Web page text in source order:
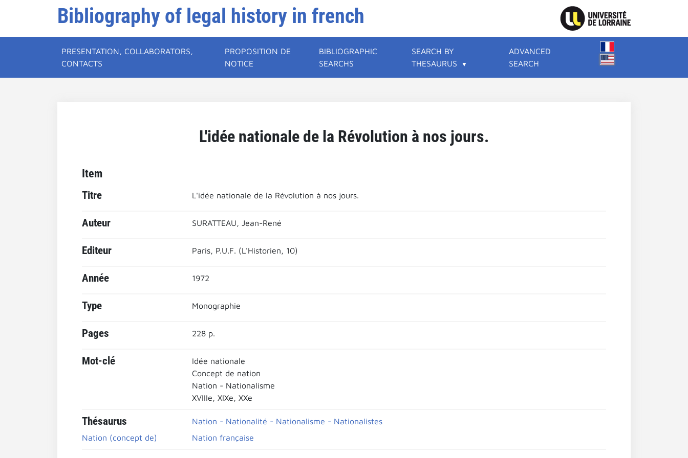
Bibliography of legal history in french
PRESENTATION, COLLABORATORS,
CONTACTS
PROPOSITION DE
NOTICE
BIBLIOGRAPHIC
SEARCHS
SEARCH BY
THESAURUS
ADVANCED
SEARCH
L'idée nationale de la Révolution à nos jours.
Item
Titre L'idée nationale de la Révolution à nos jours.
Auteur SURATTEAU, Jean-René
Editeur Paris, P.U.F. (L'Historien, 10)
Année 1972
Type Monographie
Pages 228 p.
Mot-clé
Idée nationale
Concept de nation
Nation - Nationalisme
XVIIIe, XIXe, XXe
Thésaurus
Nation - Nationalité - Nationalisme - Nationalistes
Nation (concept de)
Nation française